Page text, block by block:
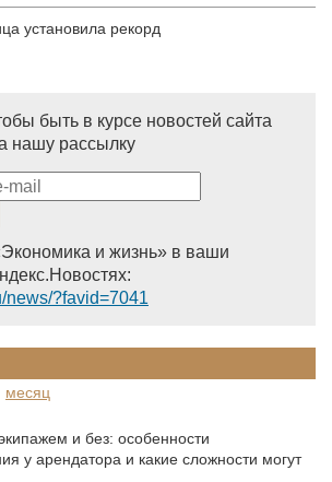
установила рекорд
быть в курсе новостей сайта
нашу рассылку
и жизнь» в ваши
news/?favid=7041
месяц
и без: особенности
у арендатора и какие сложности могут